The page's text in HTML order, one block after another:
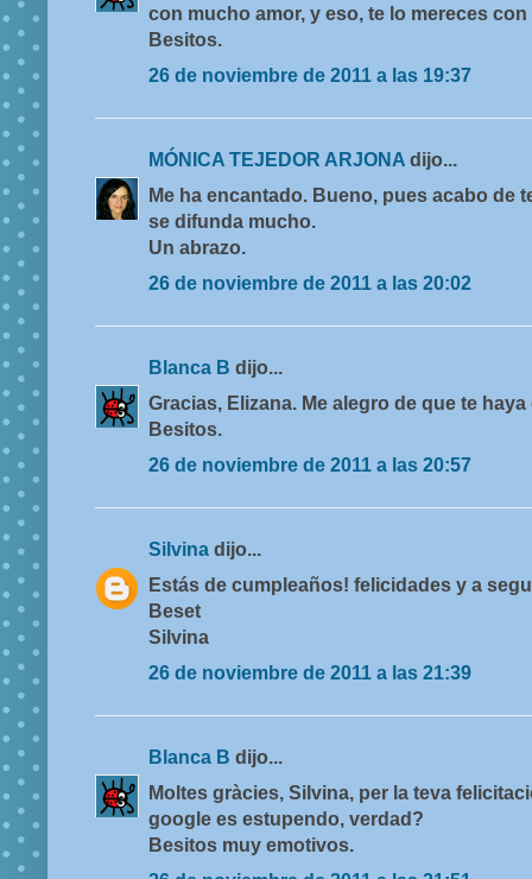
con mucho amor, y eso, te lo mereces con
Besitos.
26 de noviembre de 2011 a las 19:37
MÓNICA TEJEDOR ARJONA dijo...
Me ha encantado. Bueno, pues acabo de
se difunda mucho.
Un abrazo.
26 de noviembre de 2011 a las 20:02
Blanca B dijo...
Gracias, Elizana. Me alegro de que te
Besitos.
26 de noviembre de 2011 a las 20:57
Silvina dijo...
Estás de cumpleaños! felicidades y a
Beset
Silvina
26 de noviembre de 2011 a las 21:39
Blanca B dijo...
Moltes gràcies, Silvina, per la teva
google es estupendo, verdad?
Besitos muy emotivos.